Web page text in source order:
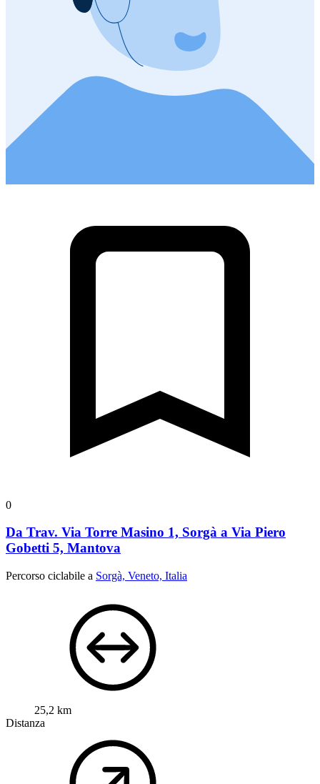
0
Da Trav. Via Torre Masino 1, Sorgà a Via Piero
Gobetti 5, Mantova
Percorso ciclabile a Sorgà, Veneto, Italia
25,2 km
Distanza